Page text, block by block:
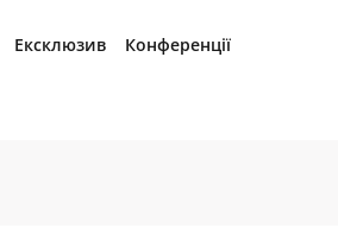
Ексклюзив Конференції